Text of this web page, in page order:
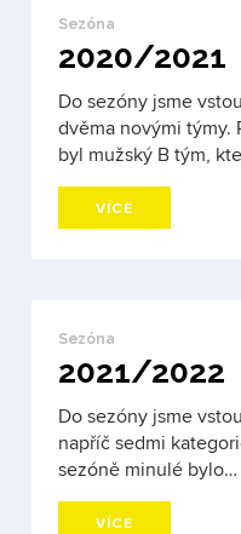
Sezóna
2020/2021
Do sezóny jsme
dvěma novými týmy.
byl mužský B tým,
VÍCE
Sezóna
2021/2022
Do sezóny jsme
napříč sedmi
sezóně minulé bylo…
VÍCE